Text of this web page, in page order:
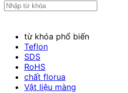
từ khóa phổ biến
Teflon
SDS
RoHS
chất florua
Vật liệu màng